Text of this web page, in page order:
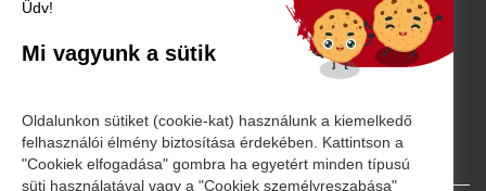
Üdv!
Mi vagyunk a sütik
Oldalunkon sütiket (cookie-kat) használunk a kiemelkedő
felhasználói élmény biztosítása érdekében. Kattintson a
"Cookiek elfogadása" gombra ha egyetért minden típusú
süti használatával vagy a "Cookiek személyreszabása"